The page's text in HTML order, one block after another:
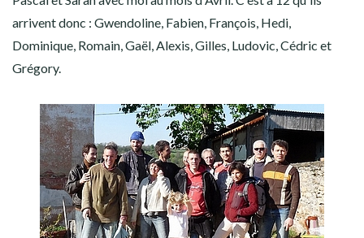
arrivent donc : Gwendoline, Fabien, François, Hedi,
Dominique, Romain, Gaël, Alexis, Gilles, Ludovic, Cédric et
Grégory.